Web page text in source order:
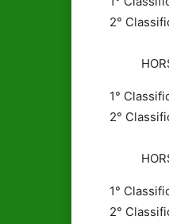
2°
1°
2°
1°
2°